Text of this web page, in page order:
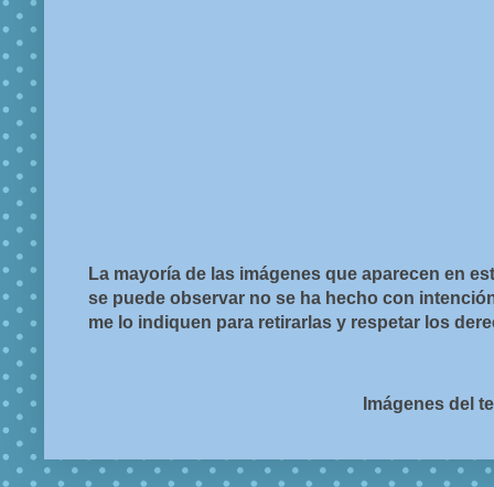
La mayoría de las imágenes que aparecen en
se puede observar no se ha hecho con
me lo indiquen para retirarlas y respetar los
Imágenes del